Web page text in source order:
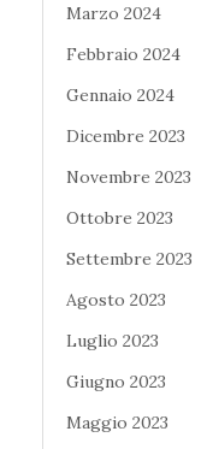
Marzo 2024
Febbraio 2024
Gennaio 2024
Dicembre 2023
Novembre 2023
Ottobre 2023
Settembre 2023
Agosto 2023
Luglio 2023
Giugno 2023
Maggio 2023